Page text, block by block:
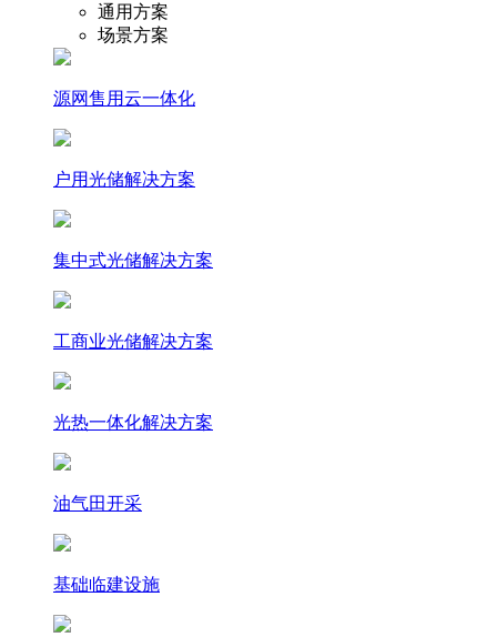
通用方案
场景方案
源网售用云一体化
户⽤光储解决⽅案
集中式光储解决⽅案
⼯商业光储解决⽅案
光热⼀体化解决⽅案
油气田开采
基础临建设施